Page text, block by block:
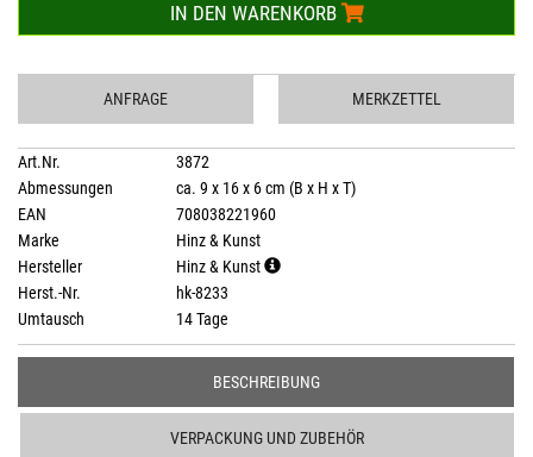
IN DEN WARENKORB
ANFRAGE MERKZETTEL
Art.Nr.
3872
Abmessungen
ca. 9 x 16 x 6 cm (B x H x T)
EAN
708038221960
Marke
Hinz & Kunst
Hersteller
Hinz & Kunst
Herst.-Nr.
hk-8233
Umtausch
14 Tage
BESCHREIBUNG
VERPACKUNG UND ZUBEHÖR